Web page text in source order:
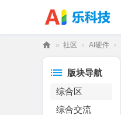
乐
科
» 社区 › AI硬件 ›
版块导航
综合区
综合交流